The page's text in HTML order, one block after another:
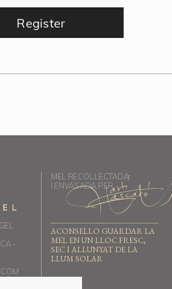
Register
-
MEL RECOL·LECTADA
I ENVASADA PER
ACONSELLO GUARDAR LA
MEL EN UN LLOC FRESC,
SEC I ALLUNYAT DE LA
LLUM SOLAR